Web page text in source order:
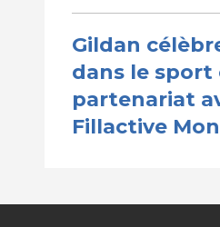
Gildan
dans le sport
partenariat
Fillactive